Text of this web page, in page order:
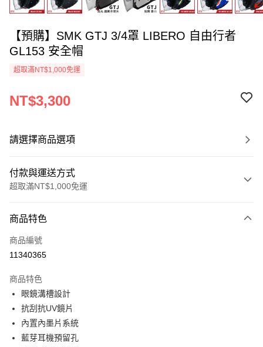
【預購】SMK GTJ 3/4罩 LIBERO 自由行者
GL153 安全帽
超取滿NT$1,000免運
NT$3,300
請選擇商品選項
付款與運送方式
超取滿NT$1,000免運
信用卡一次付款
超商取貨付款
ATM付款
運送方式
全家取貨付款(安全帽一頂以上請選宅配)
商品特色
商品編號
11340365
商品特色
眼鏡溝槽設計
抗刮抗UV鏡片
內置內墨片系統
藍芽耳機預留孔